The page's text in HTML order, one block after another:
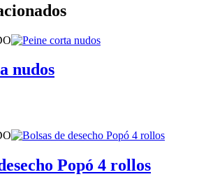
nudos
Popó 4 rollos